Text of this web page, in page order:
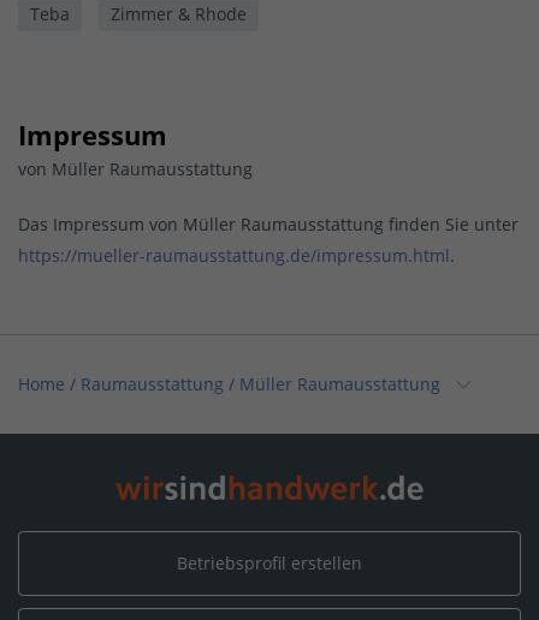
Teba
Zimmer & Rhode
Impressum
von Müller Raumausstattung
Das Impressum von Müller Raumausstattung finden Sie unter
https://mueller-raumausstattung.de/impressum.html.
Home / Raumausstattung / Müller Raumausstattung
Home / Böden, Parkett, Teppich / Teppichleger /
Müller Raumausstattung
Textilien, Bekleidung & Leder / Sattler & Feintäschnerei
Müller Raumausstattung
Betriebsprofil erstellen